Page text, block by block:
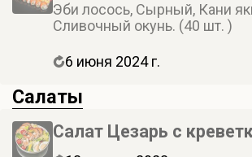
Эби лосось, Сырный, Кани
Сливочный окунь. (40 шт. )
6 июня 2024 г.
Салаты
Салат Цезарь с